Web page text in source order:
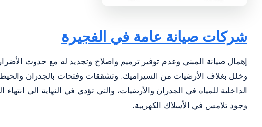
شركات صيانة عامة في الفجيرة
إهمال صيانة المبني وعدم توفير ترميم واصلاح وتجديد له مع حدوث
وخلل بغلاف الأرضيات من السيراميك، وتشققات وفتحات بالجدران
الداخلية للمياه في الجدران والأرضيات، والتي تؤدي في النهاية الى
وجود تلامس في الأسلاك الكهربية.